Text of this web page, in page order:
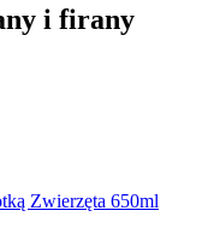
i firany
Zwierzęta 650ml